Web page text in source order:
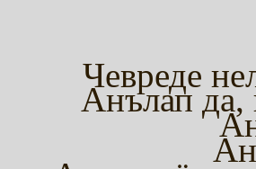
Чевреде
Анълап да,